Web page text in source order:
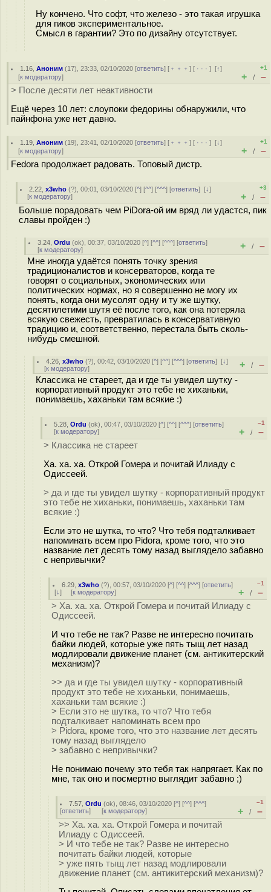
Ну кончено. Что софт, что железо - это такая игрушка
для гиков экспериментальное.
Смысл в гарантии? Это по дизайну отсутствует.
1.16 ,Аноним (17), 23:33, 02/10/2020 [ответить] [ ﹢﹢﹢] [ · · ·][↑]
[к модератору]
+1
+ / –
> После десяти лет неактивности
Ещё через 10 лет: слоупоки федорины обнаружили, что
пайнфона уже нет давно.
1.19 ,Аноним (19), 23:41, 02/10/2020 [ответить] [ ﹢﹢﹢] [ · · ·][↓]
[к модератору]
+1
+ / –
Fedora продолжает радовать. Топовый дистр.
2.22 ,x3who (?), 00:01, 03/10/2020 [^] [^^] [^^^] [ответить][↓]
[к модератору]
+3
+ / –
Больше порадовать чем PiDora-ой им вряд ли удастся, пик
славы пройден :)
3.24 ,Ordu (ok), 00:37, 03/10/2020 [^] [^^] [^^^] [ответить]
[к модератору] + / –
Мне иногда удаётся понять точку зрения
традиционалистов и консерваторов, когда те
говорят о социальных, экономических или
политических нормах, но я совершенно не могу их
понять, когда они мусолят одну и ту же шутку,
десятилетими шутя её после того, как она потеряла
всякую свежесть, превратилась в консервативную
традицию и, соответственно, перестала быть сколь-
нибудь смешной.
4.26 ,x3who (?), 00:42, 03/10/2020 [^] [^^] [^^^] [ответить][↓]
[к модератору] + / –
Классика не стареет, да и где ты увидел шутку -
корпоративный продукт это тебе не хиханьки,
понимаешь, хаханьки там всякие :)
5.28 ,Ordu (ok), 00:47, 03/10/2020 [^] [^^] [^^^] [ответить]
[к модератору]
–1
+ / –
> Классика не стареет
Ха. ха. ха. Открой Гомера и почитай Илиаду с
Одиссеей.
> да и где ты увидел шутку - корпоративный продукт
это тебе не хиханьки, понимаешь, хаханьки там
всякие :)
Если это не шутка, то что? Что тебя подталкивает
напоминать всем про Pidora, кроме того, что это
название лет десять тому назад выглядело забавно
с непривычки?
6.29 ,x3who (?), 00:57, 03/10/2020 [^] [^^] [^^^] [ответить]
[↓] [к модератору]
–1
+ / –
> Ха. ха. ха. Открой Гомера и почитай Илиаду с
Одиссеей.
И что тебе не так? Разве не интересно почитать
байки людей, которые уже пять тыщ лет назад
модлировали движение планет (см. антикитерский
механизм)?
>> да и где ты увидел шутку - корпоративный
продукт это тебе не хиханьки, понимаешь,
хаханьки там всякие :)
> Если это не шутка, то что? Что тебя
подталкивает напоминать всем про
> Pidora, кроме того, что это название лет десять
тому назад выглядело
> забавно с непривычки?
Не понимаю почему это тебя так напрягает. Как по
мне, так оно и посмертно выглядит забавно ;)
7.57 ,Ordu (ok), 08:46, 03/10/2020 [^] [^^] [^^^]
[ответить] [к модератору]
–1
+ / –
>> Ха. ха. ха. Открой Гомера и почитай
Илиаду с Одиссеей.
> И что тебе не так? Разве не интересно
почитать байки людей, которые
> уже пять тыщ лет назад модлировали
движение планет (см. антикитерский механизм)?